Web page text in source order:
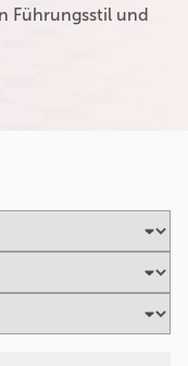
Führungsstil und